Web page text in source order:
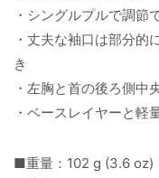
・シングルプルで調節
・丈夫な袖口は部分的
き
・左胸と首の後ろ側中
・ベースレイヤーと軽
■重量：102 g (3.6 oz)